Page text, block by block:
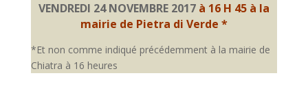
VENDREDI 24 NOVEMBRE 2017 à 16 H 45 à la
mairie de Pietra di Verde *
*Et non comme indiqué précédemment à la mairie de
Chiatra à 16 heures